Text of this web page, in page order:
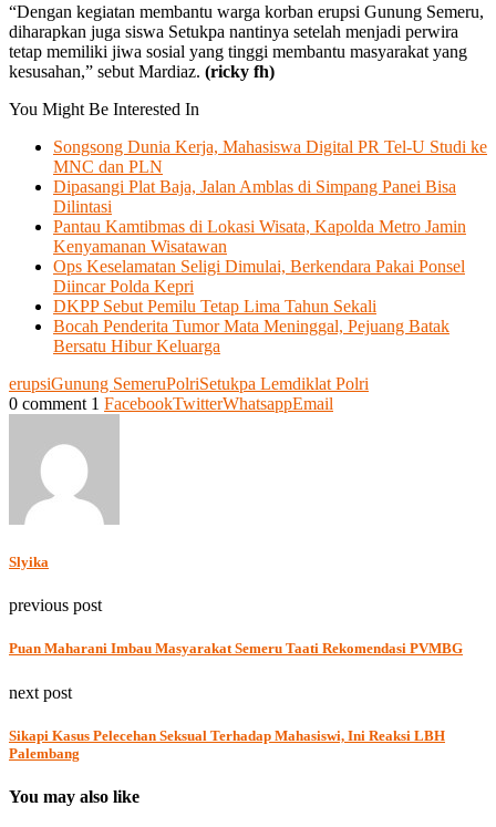
“Dengan kegiatan membantu warga korban erupsi Gunung Semeru,
diharapkan juga siswa Setukpa nantinya setelah menjadi perwira
tetap memiliki jiwa sosial yang tinggi membantu masyarakat yang
kesusahan,” sebut Mardiaz. (ricky fh)
You Might Be Interested In
Songsong Dunia Kerja, Mahasiswa Digital PR Tel-U Studi ke
MNC dan PLN
Dipasangi Plat Baja, Jalan Amblas di Simpang Panei Bisa
Dilintasi
Pantau Kamtibmas di Lokasi Wisata, Kapolda Metro Jamin
Kenyamanan Wisatawan
Ops Keselamatan Seligi Dimulai, Berkendara Pakai Ponsel
Diincar Polda Kepri
DKPP Sebut Pemilu Tetap Lima Tahun Sekali
Bocah Penderita Tumor Mata Meninggal, Pejuang Batak
Bersatu Hibur Keluarga
erupsiGunung SemeruPolriSetukpa Lemdiklat Polri
0 comment 1 FacebookTwitterWhatsappEmail
Slyika
previous post
Puan Maharani Imbau Masyarakat Semeru Taati Rekomendasi PVMBG
next post
Sikapi Kasus Pelecehan Seksual Terhadap Mahasiswi, Ini Reaksi LBH
Palembang
You may also like